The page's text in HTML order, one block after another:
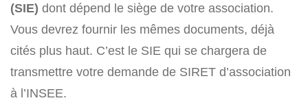
(SIE) dont dépend le siège de votre association.
Vous devrez fournir les mêmes documents, déjà
cités plus haut. C’est le SIE qui se chargera de
transmettre votre demande de SIRET d’association
à l’INSEE.